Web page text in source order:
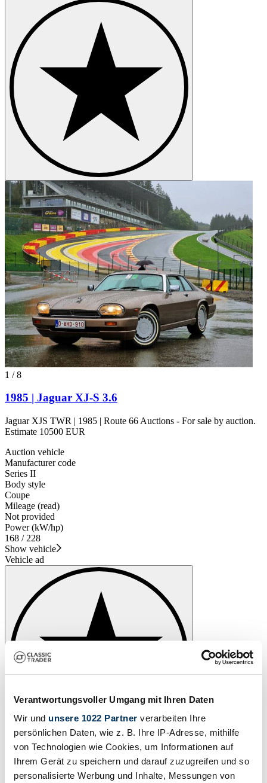
Verantwortungsvoller Umgang mit Ihren Daten
Wir und unsere 1022 Partner verarbeiten Ihre
persönlichen Daten, wie z. B. Ihre IP-Adresse, mithilfe
von Technologien wie Cookies, um Informationen auf
Ihrem Gerät zu speichern und darauf zuzugreifen und so
personalisierte Werbung und Inhalte, Messungen von
1 /8
1985 | Jaguar XJ-S 3.6
Jaguar XJS TWR | 1985 | Route 66 Auctions - For sale by auction.
Estimate 10500 EUR
Auction vehicle
Manufacturer code
Series II
Body style
Coupe
Mileage (read)
Not provided
Power (kW/hp)
168 / 228
Show vehicle
Vehicle ad